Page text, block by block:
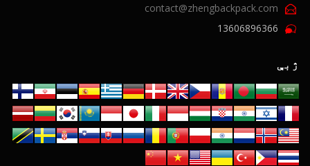
contact@zhengbackpack.com
13606896366
ژبې